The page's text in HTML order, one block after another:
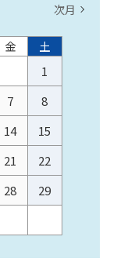
次月
金
土
1
7
8
14
15
21
22
28
29